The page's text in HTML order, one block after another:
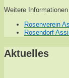
Weitere
Rosenverein
Rosendorf
Aktuelles